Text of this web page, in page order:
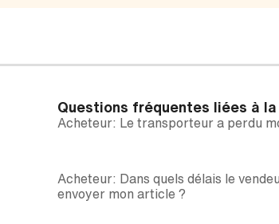
Questions fréquentes liées à
Acheteur: Le transporteur a perdu
Acheteur: Dans quels délais le
envoyer mon article ?